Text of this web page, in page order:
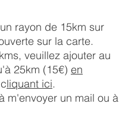
rayon de 15km sur
sur la carte.
veuillez ajouter au
25km (15€) en
liquant ici.
m'envoyer un mail ou à